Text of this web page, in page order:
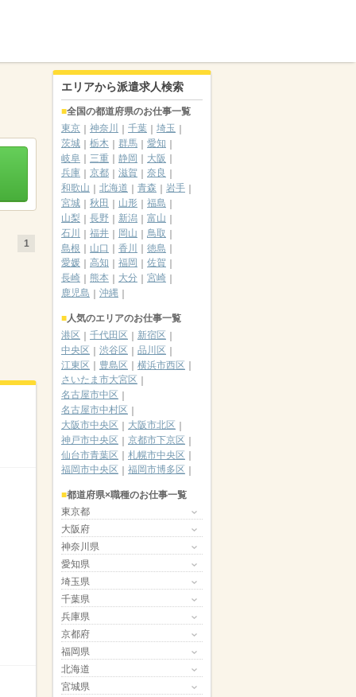
1
エリアから派遣求人検索
全国の都道府県のお仕事一覧
東京
神奈川 千葉
埼玉
茨城
栃木 群馬
愛知
岐阜
三重 静岡
大阪
兵庫
京都 滋賀
奈良
和歌山
北海道 青森
岩手
宮城
秋田 山形
福島
山梨
長野 新潟
富山
石川
福井 岡山
鳥取
島根
山口 香川
徳島
愛媛
高知 福岡
佐賀
長崎
熊本 大分
宮崎
鹿児島
沖縄
人気のエリアのお仕事一覧
港区
千代田区
新宿区
中央区
渋谷区
品川区
江東区
豊島区
横浜市西区
さいたま市大宮区
名古屋市中区
名古屋市中村区
大阪市中央区
大阪市北区
神戸市中央区
京都市下京区
仙台市青葉区
札幌市中央区
福岡市中央区
福岡市博多区
都道府県×職種のお仕事一覧
東京都
大阪府
神奈川県
愛知県
埼玉県
千葉県
兵庫県
京都府
福岡県
北海道
宮城県